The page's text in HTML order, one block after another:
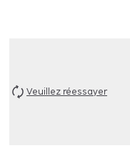
Veuillez réessayer